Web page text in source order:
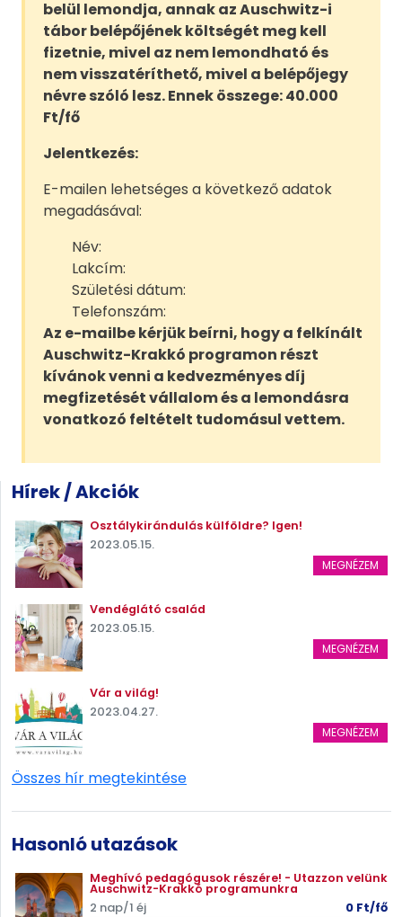
belül lemondja, annak az Auschwitz-i
tábor belépőjének költségét meg kell
fizetnie, mivel az nem lemondható és
nem visszatéríthető, mivel a belépőjegy
névre szóló lesz. Ennek összege: 40.000
Ft/fő
Jelentkezés:
E-mailen lehetséges a következő adatok
megadásával:
Név:
Lakcím:
Születési dátum:
Telefonszám:
Az e-mailbe kérjük beírni, hogy a felkínált
Auschwitz-Krakkó programon részt
kívánok venni a kedvezményes díj
megfizetését vállalom és a lemondásra
vonatkozó feltételt tudomásul vettem.
Hírek / Akciók
Osztálykirándulás külföldre? Igen!
2023.05.15.
MEGNÉZEM
Vendéglátó család
2023.05.15.
MEGNÉZEM
Vár a világ!
2023.04.27.
MEGNÉZEM
Összes hír megtekintése
Hasonló utazások
Meghívó pedagógusok részére! - Utazzon velünk
Auschwitz-Krakkó programunkra
2 nap/1 éj 0 Ft/fő